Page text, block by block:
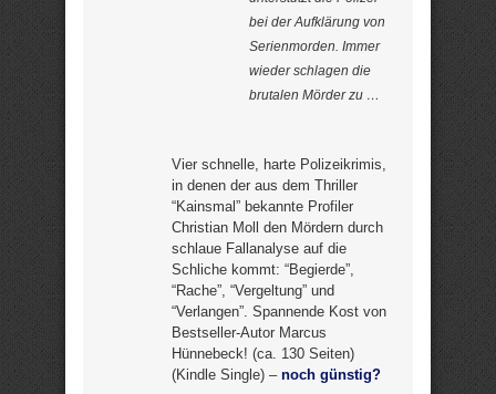
bei der Aufklärung von
Serienmorden. Immer
wieder schlagen die
brutalen Mörder zu …
Vier schnelle, harte Polizeikrimis,
in denen der aus dem Thriller
“Kainsmal” bekannte Profiler
Christian Moll den Mördern durch
schlaue Fallanalyse auf die
Schliche kommt: “Begierde”,
“Rache”, “Vergeltung” und
“Verlangen”. Spannende Kost von
Bestseller-Autor Marcus
Hünnebeck! (ca. 130 Seiten)
(Kindle Single) – noch günstig?